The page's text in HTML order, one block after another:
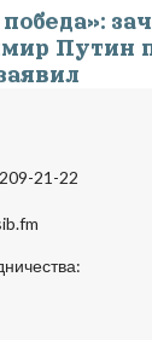
Путин
21-22